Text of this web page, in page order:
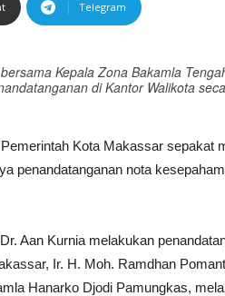
Telegram
Kepala Zona Bakamla
di Kantor Walikota
Kota Makassar sepakat
penandatanganan nota
Aan Kurnia melakukan
Ir. H. Moh. Ramdhan
Hanarko Djodi Pamungkas,